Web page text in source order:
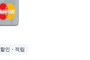
할인・적립